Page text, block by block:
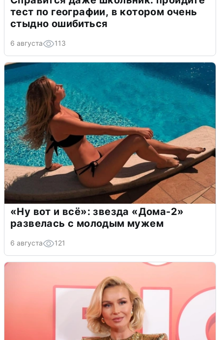
тест по географии, в котором очень
стыдно ошибиться
6 августа 113
«Ну вот и всё»: звезда «Дома-2»
развелась с молодым мужем
6 августа 121